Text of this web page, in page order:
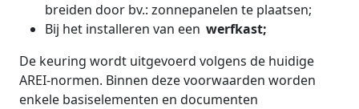
breiden door bv.: zonnepanelen te plaatsen;
Bij het installeren van een werfkast;
De keuring wordt uitgevoerd volgens de huidige
AREI-normen. Binnen deze voorwaarden worden
enkele basiselementen en documenten